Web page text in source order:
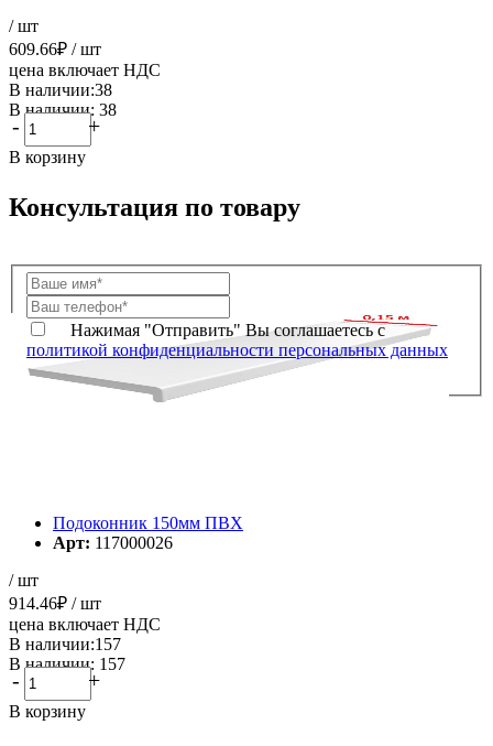
/ шт
609.66₽ / шт
цена включает НДС
В наличии:38
В наличии: 38
- +
В корзину
Консультация по товару
Нажимая "Отправить" Вы соглашаетесь с
политикой конфиденциальности персональных данных
Подоконник 150мм ПВХ
Арт: 117000026
/ шт
914.46₽ / шт
цена включает НДС
В наличии:157
В наличии: 157
- +
В корзину